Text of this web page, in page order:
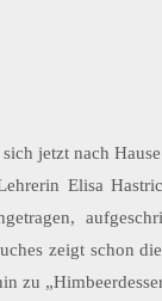
jetzt nach
Elisa
zeigt schon
zu